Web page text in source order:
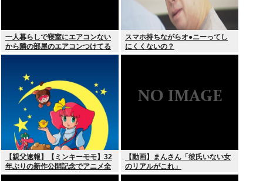
一人暮らしで寝室にエアコンない
から隣の部屋のエアコンつけてる
スマホ持ちながらオ●ニーってし
にくくないの？
【親父速報】【ミンキーモモ】32
年ぶりの新作公開記念でアニメ全
128話をYouTubeで無料配信。8月
【動画】まんさん「彼氏いない女
のリアルがこれ」